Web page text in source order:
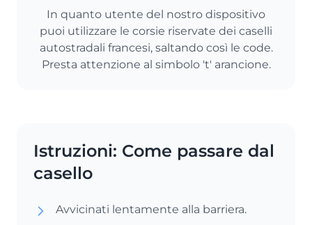
In quanto utente del nostro dispositivo
puoi utilizzare le corsie riservate dei caselli
autostradali francesi, saltando così le code.
Presta attenzione al simbolo 't' arancione.
Istruzioni: Come passare dal
casello
Avvicinati lentamente alla barriera.